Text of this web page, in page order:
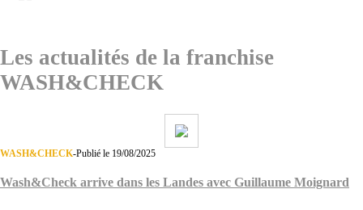
Les actualités de la franchise
WASH&CHECK
WASH&CHECK-Publié le 19/08/2025
Wash&Check arrive dans les Landes avec Guillaume Moignard